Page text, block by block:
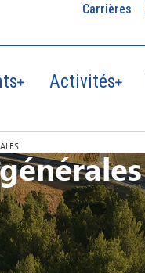
Carrières
Activités